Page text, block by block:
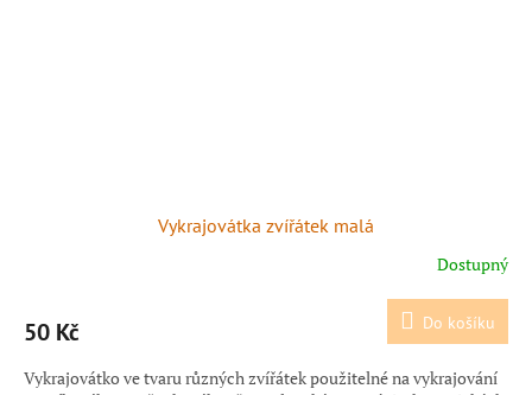
Vykrajovátka zvířátek malá
Dostupný
50 Kč Do košíku
Vykrajovátko ve tvaru různých zvířátek použitelné na vykrajování